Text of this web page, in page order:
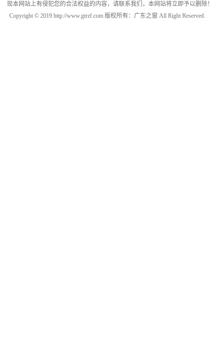
现本网站上有侵犯您的合法权益的内容，请联系我们，本网站将立即予以删除！
Copyright © 2019 http://www.gtrzf.com 版权所有：广东之窗 All Right Reserved.